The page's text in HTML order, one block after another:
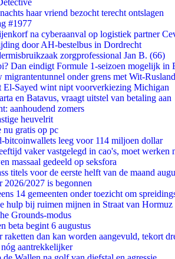
haar vriend bezocht terecht ontslagen
#1977
na cyberaanval op logistiek partner
door AH-bestelbus in Dordrecht
zorgprofessional Jan B. (66)
Dan eindigt Formule 1-seizoen mogelijk in
onder grens met Wit-Rusland
El-Sayed wint nipt voorverkiezing Michigan
en Batavus, vraagt uitstel van betaling aan
aanhoudend zomers
heuvelrit
nu gratis op pc
bitcoinwallets leeg voor 114 miljoen dollar
vaker vastgelegd in cao's, moet werken
massaal gedeeld op seksfora
titels voor de eerste helft van de maand
2027 is begonnen
14 gemeenten onder toezicht om
hulp bij ruimen mijnen in Straat van Hormuz
Grounds-modus
beta begint 6 augustus
raketten dan kan worden aangevuld, tekort
aantrekkelijker